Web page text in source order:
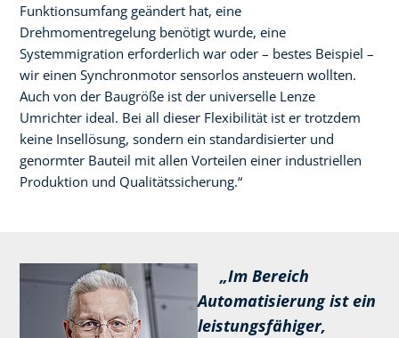
Funktionsumfang geändert hat, eine
Drehmomentregelung benötigt wurde, eine
Systemmigration erforderlich war oder – bestes Beispiel –
wir einen Synchronmotor sensorlos ansteuern wollten.
Auch von der Baugröße ist der universelle Lenze
Umrichter ideal. Bei all dieser Flexibilität ist er trotzdem
keine Insellösung, sondern ein standardisierter und
genormter Bauteil mit allen Vorteilen einer industriellen
Produktion und Qualitätssicherung.“
„Im Bereich
Automatisierung ist ein
leistungsfähiger,